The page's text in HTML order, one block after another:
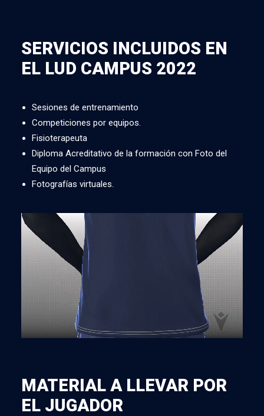
SERVICIOS INCLUIDOS EN
EL LUD CAMPUS 2022
Sesiones de entrenamiento
Competiciones por equipos.
Fisioterapeuta
Diploma Acreditativo de la formación con Foto del
Equipo del Campus
Fotografías virtuales.
MATERIAL A LLEVAR POR
EL JUGADOR